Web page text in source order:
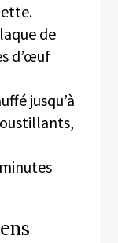
de
d’œuf
jusqu’à